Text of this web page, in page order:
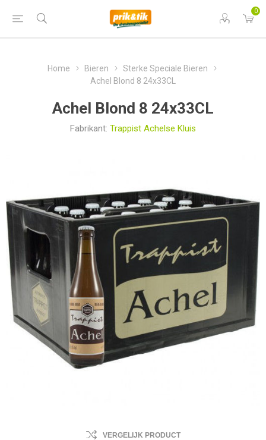
0
Home Bieren
Sterke Speciale Bieren
Achel Blond 8 24x33CL
Achel Blond 8 24x33CL
Fabrikant: Trappist Achelse Kluis
VERGELIJK PRODUCT